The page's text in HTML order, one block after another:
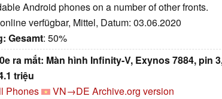
Android phones on a number of other fronts.
verfügbar, Mittel, Datum: 03.06.2020
Gesamt: 50%
ra mắt: Màn hình Infinity-V, Exynos 7884, pin
triệu
Phones VN→DE Archive.org version